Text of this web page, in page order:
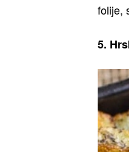
folije,
5.